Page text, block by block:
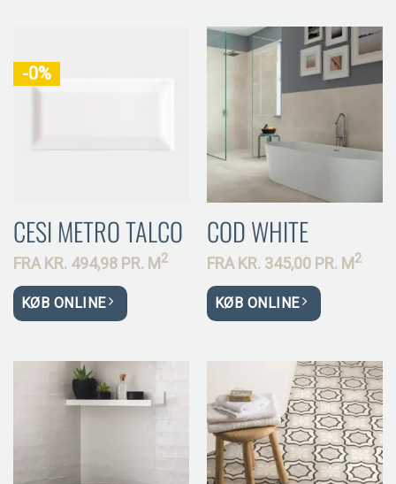
-0%
CESI METRO TALCO
FRA KR. 494,98 PR. M2
KØB ONLINE
COD WHITE
FRA KR. 345,00 PR. M2
KØB ONLINE